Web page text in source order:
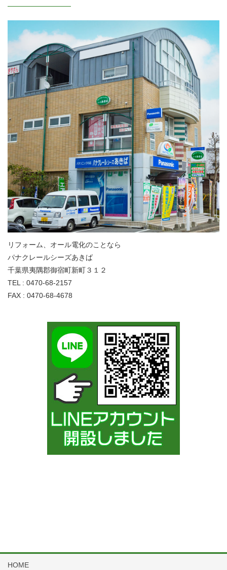
リフォーム、オール電化のことなら
パナクレールシーズあきば
千葉県夷隅郡御宿町新町３１２
TEL : 0470-68-2157
FAX : 0470-68-4678
HOME